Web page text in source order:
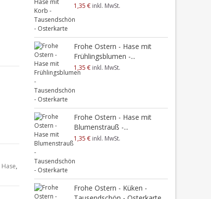
Hase,
1,35 € inkl. MwSt.
Frohe Ostern - Hase mit
Frühlingsblumen -...
1,35 € inkl. MwSt.
Frohe Ostern - Hase mit
Blumenstrauß -...
1,35 € inkl. MwSt.
Frohe Ostern - Küken -